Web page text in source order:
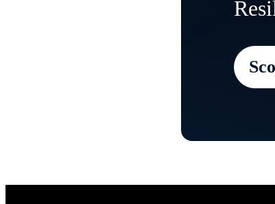
alle